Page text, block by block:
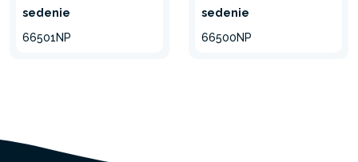
sedenie
66501NP
sedenie
66500NP